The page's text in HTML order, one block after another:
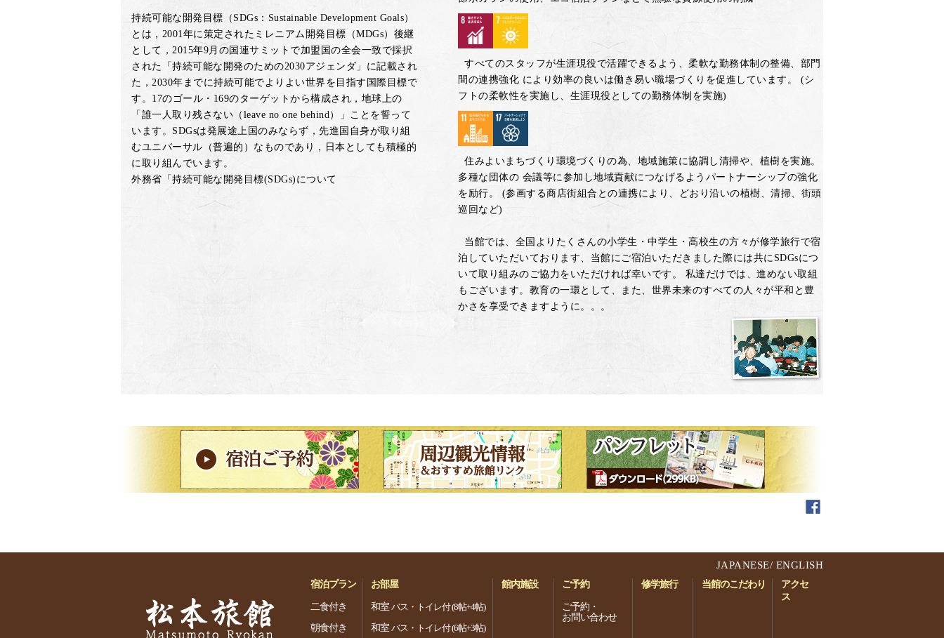
持続可能な開発目標（SDGs：Sustainable Development Goals）
とは，2001年に策定されたミレニアム開発目標（MDGs）後継
として，2015年9月の国連サミットで加盟国の全会一致で採択
された「持続可能な開発のための2030アジェンダ」に記載され
た，2030年までに持続可能でよりよい世界を目指す国際目標で
す。17のゴール・169のターゲットから構成され，地球上の
「誰一人取り残さない（leave no one behind）」ことを誓って
います。SDGsは発展途上国のみならず，先進国自身が取り組
むユニバーサル（普遍的）なものであり，日本としても積極的
に取り組んでいます。
外務省「持続可能な開発目標(SDGs)について
すべてのスタッフが生涯現役で活躍できるよう、柔軟な勤務体制の整備、部門
間の連携強化 により効率の良いは働き易い職場づくりを促進しています。 (シ
フトの柔軟性を実施し、生涯現役としての勤務体制を実施)
住みよいまちづくり環境づくりの為、地域施策に協調し清掃や、植樹を実施。
多種な団体の 会議等に参加し地域貢献につなげるようパートナーシップの強化
を励行。 (参画する商店街組合との連携により、どおり沿いの植樹、清掃、街頭
巡回など)
当館では、全国よりたくさんの小学生・中学生・高校生の方々が修学旅行で宿
泊していただいております、当館にご宿泊いただきました際には共にSDGsにつ
いて取り組みのご協力をいただければ幸いです。 私達だけでは、進めない取組
もございます。教育の一環として、また、世界未来のすべての人々が平和と豊
かさを享受できますように。。。
JAPANESE/ ENGLISH
宿泊プラン
二食付き
朝食付き
お部屋
和室 バス・トイレ付 (8帖+4帖)
和室 バス・トイレ付 (6帖+3帖)
館内施設 ご予約
ご予約・
お問い合わせ
修学旅行 当館のこだわり
アクセ
ス